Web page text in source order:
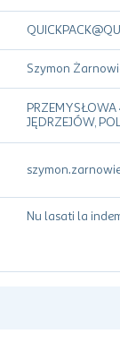
Szymon
JĘDRZEJÓW,
Nu lasati la